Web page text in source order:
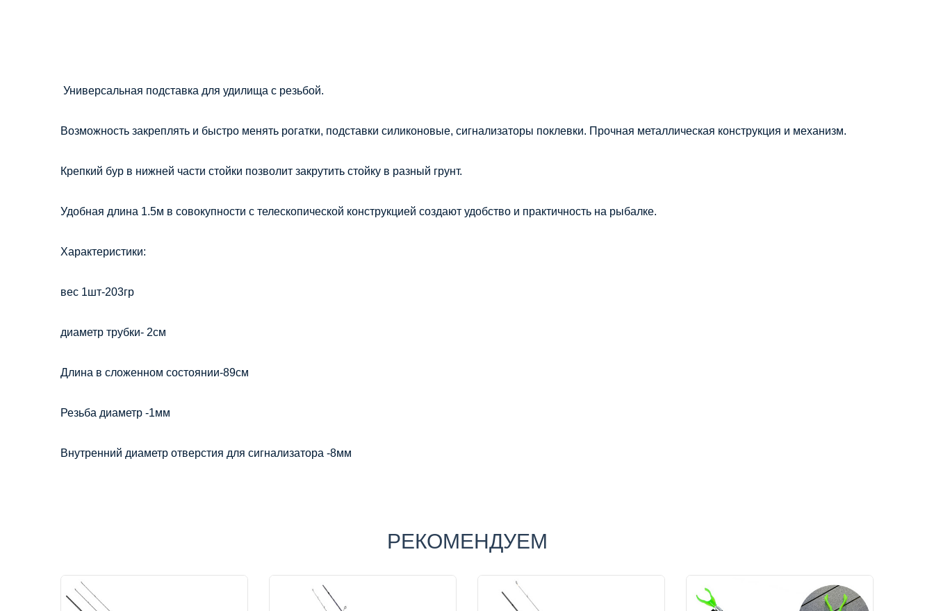
Универсальная подставка для удилища с резьбой.
Возможность закреплять и быстро менять рогатки, подставки силиконовые, сигнализаторы поклевки. Прочная металлическая конструкция и механизм.
Крепкий бур в нижней части стойки позволит закрутить стойку в разный грунт.
Удобная длина 1.5м в совокупности с телескопической конструкцией создают удобство и практичность на рыбалке.
Характеристики:
вес 1шт-203гр
диаметр трубки- 2см
Длина в сложенном состоянии-89см
Резьба диаметр -1мм
Внутренний диаметр отверстия для сигнализатора -8мм
РЕКОМЕНДУЕМ